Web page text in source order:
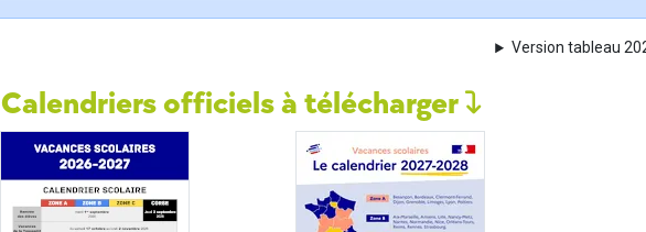
Version tableau
Calendriers officiels à télécharger